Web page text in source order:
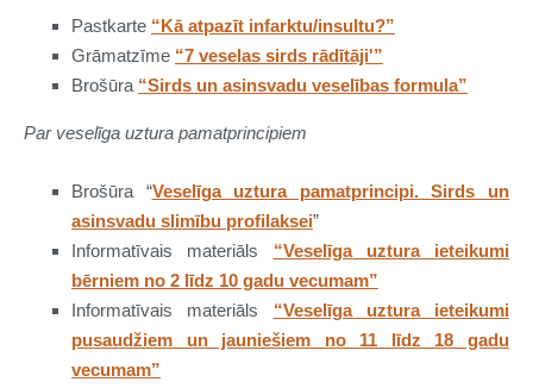
Pastkarte “Kā atpazīt infarktu/insultu?”
Grāmatzīme “7 veselas sirds rādītāji'”
Brošūra “Sirds un asinsvadu veselības formula”
Par veselīga uztura pamatprincipiem
Brošūra “Veselīga uztura pamatprincipi. Sirds un
asinsvadu slimību profilaksei”
Informatīvais materiāls “Veselīga uztura ieteikumi
bērniem no 2 līdz 10 gadu vecumam”
Informatīvais materiāls “Veselīga uztura ieteikumi
pusaudžiem un jauniešiem no 11 līdz 18 gadu
vecumam”